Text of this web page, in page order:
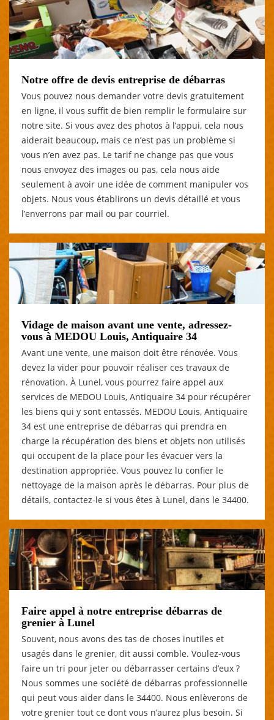
Notre offre de devis entreprise de débarras
Vous pouvez nous demander votre devis gratuitement
en ligne, il vous suffit de bien remplir le formulaire sur
notre site. Si vous avez des photos à l’appui, cela nous
aiderait beaucoup, mais ce n’est pas un problème si
vous n’en avez pas. Le tarif ne change pas que vous
nous envoyez des images ou pas, cela nous aide
seulement à avoir une idée de comment manipuler vos
objets. Nous vous établirons un devis détaillé et vous
l’enverrons par mail ou par courriel.
Vidage de maison avant une vente, adressez-
vous à MEDOU Louis, Antiquaire 34
Avant une vente, une maison doit être rénovée. Vous
devez la vider pour pouvoir réaliser ces travaux de
rénovation. À Lunel, vous pourrez faire appel aux
services de MEDOU Louis, Antiquaire 34 pour récupérer
les biens qui y sont entassés. MEDOU Louis, Antiquaire
34 est une entreprise de débarras qui prendra en
charge la récupération des biens et objets non utilisés
qui occupent de la place pour les évacuer vers la
destination appropriée. Vous pouvez lu confier le
nettoyage de la maison après le débarras. Pour plus de
détails, contactez-le si vous êtes à Lunel, dans le 34400.
Faire appel à notre entreprise débarras de
grenier à Lunel
Souvent, nous avons des tas de choses inutiles et
usagés dans le grenier, dit aussi comble. Voulez-vous
faire un tri pour jeter ou débarrasser certains d’eux ?
Nous sommes une société de débarras professionnelle
qui peut vous aider dans le 34400. Nous enlèverons de
votre grenier tout ce dont vous n’aurez plus besoin. Si